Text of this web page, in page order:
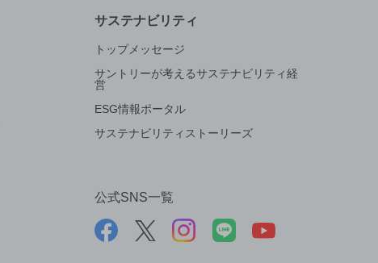
サステナビリティ
トップメッセージ
サントリーが考えるサステナビリティ経
営
ESG情報ポータル
サステナビリティストーリーズ
公式SNS一覧